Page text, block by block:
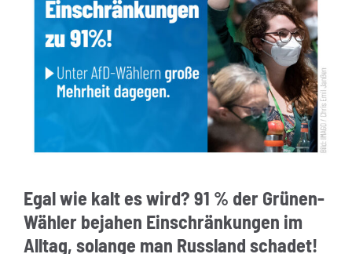
Egal wie kalt es wird? 91 % der Grünen-
Wähler bejahen Einschränkungen im
Alltag, solange man Russland schadet!